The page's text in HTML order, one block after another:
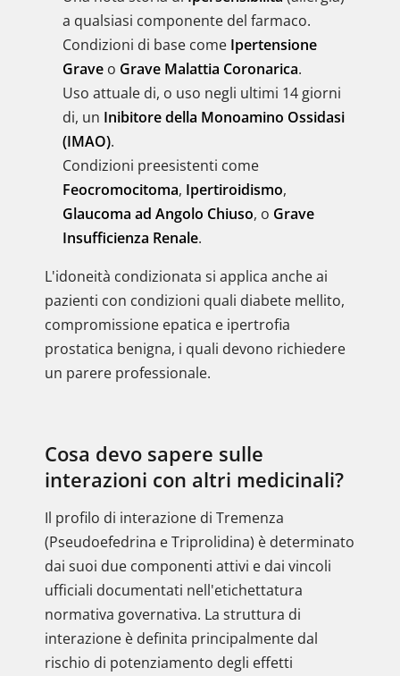
a qualsiasi componente del farmaco.
Condizioni di base come Ipertensione
Grave o Grave Malattia Coronarica.
Uso attuale di, o uso negli ultimi 14 giorni
di, un Inibitore della Monoamino Ossidasi
(IMAO).
Condizioni preesistenti come
Feocromocitoma, Ipertiroidismo,
Glaucoma ad Angolo Chiuso, o Grave
Insufficienza Renale.
L'idoneità condizionata si applica anche ai
pazienti con condizioni quali diabete mellito,
compromissione epatica e ipertrofia
prostatica benigna, i quali devono richiedere
un parere professionale.
Cosa devo sapere sulle
interazioni con altri medicinali?
Il profilo di interazione di Tremenza
(Pseudoefedrina e Triprolidina) è determinato
dai suoi due componenti attivi e dai vincoli
ufficiali documentati nell'etichettatura
normativa governativa. La struttura di
interazione è definita principalmente dal
rischio di potenziamento degli effetti